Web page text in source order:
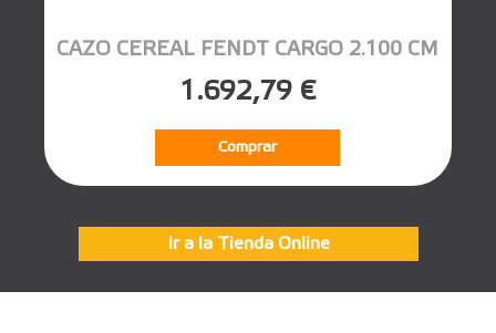
CAZO CEREAL FENDT CARGO 2.100 CM
1.692,79 €
Comprar
Ir a la Tienda Online